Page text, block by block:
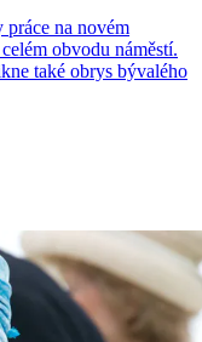
práce na novém
obvodu náměstí.
také obrys bývalého